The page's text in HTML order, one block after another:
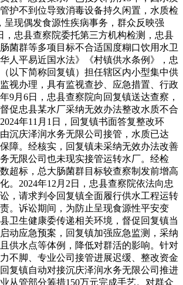
护不到位导致消毒设备持久闲置，水质检
呈现偶发食源性疾病事务，群众反映强
，忠县查察院委托第三方机构检测，忠县
菌群等多项目标不合适国度糊口饮用水卫
人平易近国水法》《村镇供水条例》，忠
以下简称回复镇）担任辖区内小型集中供
视办理，具有监视查抄、应急措置、行政
9月6日，忠县查察院向回复镇送达查察，
促忠县某水厂采纳无效办法整改水质不合
年11月1日，回复镇书面答复整改环
沉庆泽润水务无限公司接管，水质已达
障。经核实，回复镇未采纳无效办法改善
无限公司也未现实接管运转水厂。经检
超标，总大肠菌群目标较查察制发前增高
。2024年12月2日，忠县查察院依法向忠
，请求判令回复镇全面履行供水工程运转
。诉讼期间，为防止呈现食源性平安变
卫生健康委传递相关环境，督促回复镇当
动应急预案，回复镇加强应急监测，采纳
供水点等体例，降低对群活的影响。针对
不脚、专业公司接管进展迟缓、整改资金
复镇自动对接沉庆泽润水务无限公司推进
从管部分筹措150万元完成手艺。对群众